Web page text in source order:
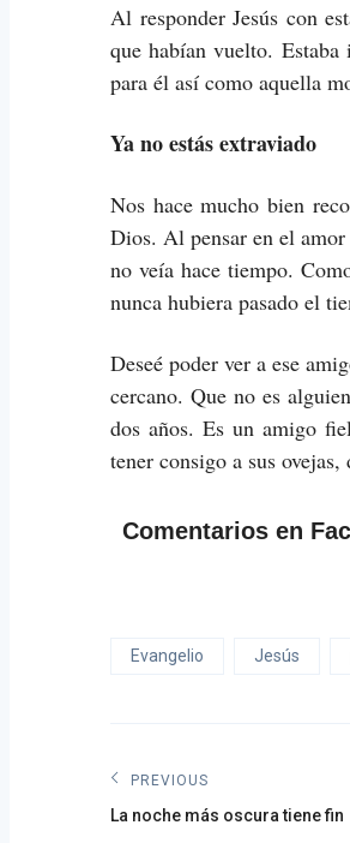
Al responder Jesús con
que habían vuelto. Estaba
para él así como aquella
Ya no estás extraviado
Nos hace mucho bien
Dios. Al pensar en el
no veía hace tiempo.
nunca hubiera pasado el
Deseé poder ver a ese
cercano. Que no es
dos años. Es un amigo
tener consigo a sus
Comentarios en
Evangelio Jesús
Navegación
de
PREVIOUS
Previous
La noche más oscura tiene fin